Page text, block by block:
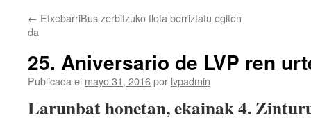
← EtxebarriBus zerbitzuko flota berriztatu egiten
da
25. Aniversario de LVP ren
Publicada el mayo 31, 2016por lvpadmin
Larunbat honetan, ekainak 4.